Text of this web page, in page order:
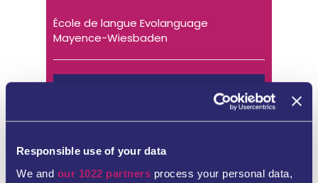
Responsible use of your data
We and our 1022 partners process your personal data,
École de langue Evolanguage
Mayence-Wiesbaden
info@evolanguage.de